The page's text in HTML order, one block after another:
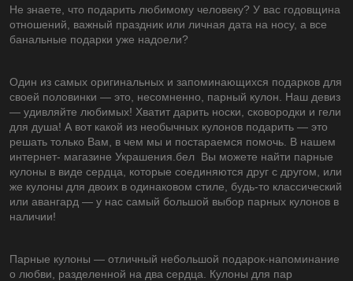
Не знаете, что подарить любимому человеку? У вас годовщина
отношений, важный праздник или личная дата на носу, а все
банальные подарки уже надоели?
Один из самых оригинальных и запоминающихся подарков для
своей половинки ― это, несомненно, парный кулон. Наш девиз
― удивляйте любимых! Хватит дарить носки, сковородки и гели
для душа! А вот какой из необычных кулонов подарить ― это
решать только Вам, в чем мы и постараемся помочь. В нашем
интернет- магазине Украшения.бел Вы можете найти парные
кулоны в виде сердца, которые соединяются друг с другом, или
же кулоны для двоих в одинаковом стиле, будь-то классический
или авангард ― у нас самый большой выбор парных кулонов в
наличии!
Парные кулоны ― отличный небольшой подарок-напоминание
о любви, разделенной на два сердца. Кулоны для пар